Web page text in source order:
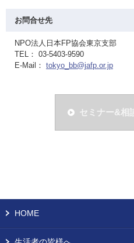
お問合せ先
NPO法人日本FP協会東京支部
TEL： 03-5403-9590
E-Mail： tokyo_bb@jafp.or.jp
セミナー&相
HOME